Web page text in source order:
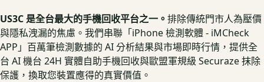
US3C 是全台最大的手機回收平台之一。 排除傳統門市人為壓價
與隱私洩漏的焦慮。我們串聯「iPhone 檢測軟體 - iMCheck
APP」百萬筆檢測數據的 AI 分析結果與市場即時行情，提供全
台 AI 機台 24H 實體自助手機回收與歐盟軍規級 Securaze 抹除
保護，換取您裝置應得的真實價值。